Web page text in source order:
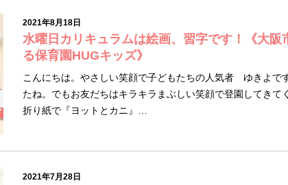
2021年8月18日
水曜日カリキュラムは絵画、習字です！《大
る保育園HUGキッズ》
こんにちは。やさしい笑顔で子どもたちの人気者 ゆきよで
たね。でもお友だちはキラキラまぶしい笑顔で登園してきて
折り紙で『ヨットとカニ』…
2021年7月28日